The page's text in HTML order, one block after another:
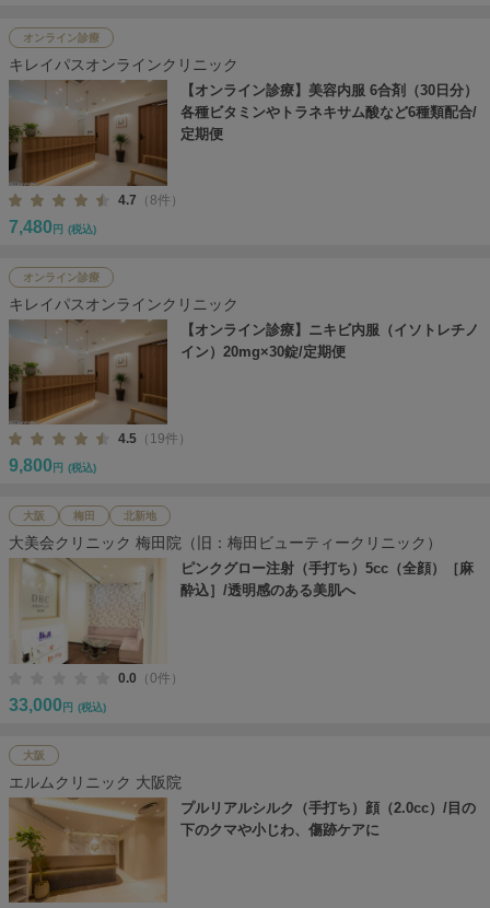
オンライン診療
キレイパスオンラインクリニック
【オンライン診療】美容内服 6合剤（30日分）
各種ビタミンやトラネキサム酸など6種類配合/
定期便
4.7 （8件）
7,480 円 (税込)
オンライン診療
キレイパスオンラインクリニック
【オンライン診療】ニキビ内服（イソトレチノ
イン）20mg×30錠/定期便
4.5 （19件）
9,800 円 (税込)
大阪 梅田 北新地
大美会クリニック 梅田院（旧：梅田ビューティークリニック）
ピンクグロー注射（手打ち）5cc（全顔）［麻
酔込］/透明感のある美肌へ
0.0 （0件）
33,000 円 (税込)
大阪
エルムクリニック 大阪院
プルリアルシルク（手打ち）顔（2.0cc）/目の
下のクマや小じわ、傷跡ケアに